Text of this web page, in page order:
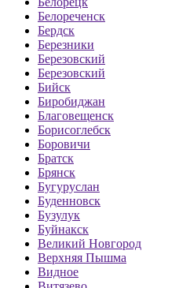
Белореченск
Бердск
Березники
Березовский
Березовский
Бийск
Биробиджан
Благовещенск
Борисоглебск
Боровичи
Братск
Брянск
Бугуруслан
Буденновск
Бузулук
Буйнакск
Великий Новгород
Верхняя Пышма
Видное